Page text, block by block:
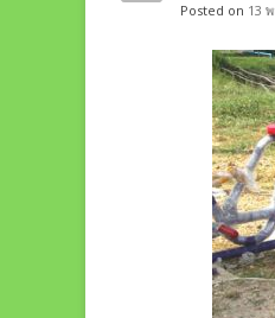
Posted on 13